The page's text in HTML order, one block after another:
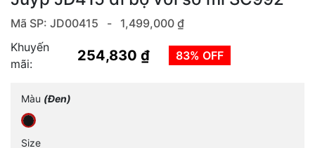
Mã SP: JD00415 - 1,499,000 ₫
Khuyến
mãi:
254,830 ₫ 83% OFF
Màu (Đen)
Size